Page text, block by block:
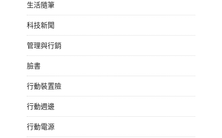
生活隨筆
科技新聞
管理與行銷
臉書
行動裝置險
行動週邊
行動電源